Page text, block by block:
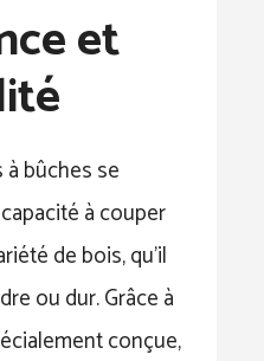
et
bûches se
à couper
de bois, qu’il
ou dur. Grâce à
conçue,